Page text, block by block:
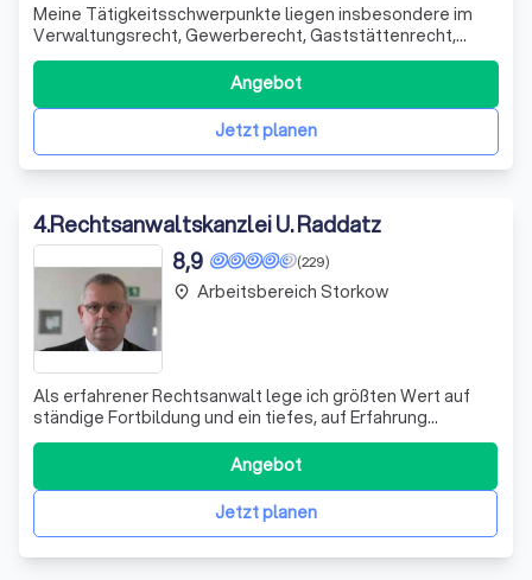
Meine Tätigkeitsschwerpunkte liegen insbesondere im
Verwaltungsrecht, Gewerberecht, Gaststättenrecht,
öffentliches Baurecht, Schulrecht, Hochschulrecht sowie
Jetzt planen
Angebot
4.Rechtsanwaltskanzlei U. Raddatz
(229)
8,9
Als erfahrener Rechtsanwalt lege ich größten Wert auf
ständige Fortbildung und ein tiefes, auf Erfahrung
gegründetes Verständnis für die Probleme und Sorgen
meiner Mandanten. Mein Ansatz ist stets menschlich und
empathisch, denn ich glaube fest daran, dass dies der
Schlüssel für eine erfolgreiche In
Jetzt planen
Angebot
place Arbeitsbereich Storkow